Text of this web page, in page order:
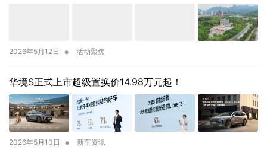
2026年5月12日 • 活动聚焦
华境S正式上市超级置换价14.98万元起！
2026年5月10日 • 新车资讯